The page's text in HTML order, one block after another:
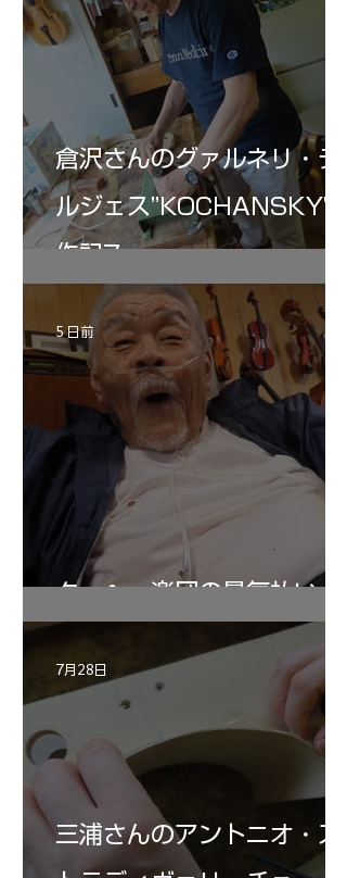
倉沢さんのグァルネリ・デ
ルジェス”KOCHANSKY"制
作記7
ターヘー楽団の暑気払い
5 日前
三浦さんのアントニオ・ス
7月28日